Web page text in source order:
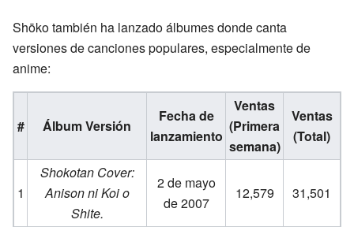
Shōko también ha lanzado álbumes donde canta
versiones de canciones populares, especialmente de
anime:
# Álbum Versión
Fecha de
lanzamiento
Ventas
(Primera
semana)
Ventas
(Total)
1
Shokotan Cover:
Anison ni Koi o
Shite.
2 de mayo
de 2007
12,579 31,501